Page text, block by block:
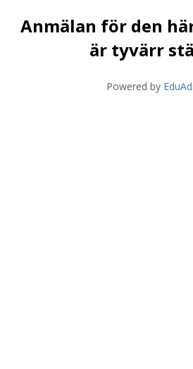
Anmälan för den
är tyvärr
Powered by